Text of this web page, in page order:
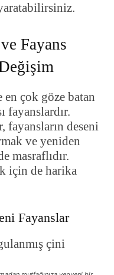
Fayans
çok göze batan
fayanslardır.
fayansların deseni
ve yeniden
masraflıdır.
için de harika
Fayanslar